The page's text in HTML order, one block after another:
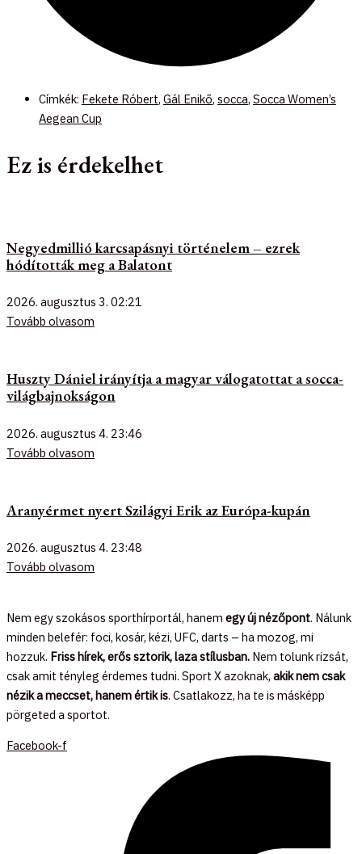
Címkék: Fekete Róbert, Gál Enikő, socca, Socca Women’s
Aegean Cup
Ez is érdekelhet
Negyedmillió karcsapásnyi történelem – ezrek
hódították meg a Balatont
2026. augusztus 3. 02:21
Tovább olvasom
Huszty Dániel irányítja a magyar válogatottat a socca-
világbajnokságon
2026. augusztus 4. 23:46
Tovább olvasom
Aranyérmet nyert Szilágyi Erik az Európa-kupán
2026. augusztus 4. 23:48
Tovább olvasom
Nem egy szokásos sporthírportál, hanem egy új nézőpont. Nálunk
minden belefér: foci, kosár, kézi, UFC, darts – ha mozog, mi
hozzuk. Friss hírek, erős sztorik, laza stílusban. Nem tolunk rizsát,
csak amit tényleg érdemes tudni. Sport X azoknak, akik nem csak
nézik a meccset, hanem értik is. Csatlakozz, ha te is másképp
pörgeted a sportot.
Facebook-f